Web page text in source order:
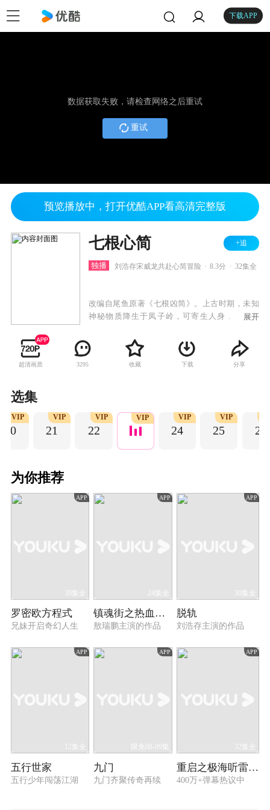
下载APP
数据获取失败，请检查网络之后重试
重试
预览播放中，打开优酷APP看高清完整版
七根心简 +追
独播 刘浩存宋威龙共赴心简冒险 8.3分 32集全
改编自尾鱼原著《七根凶简》。上古时期，未知
神秘物质降生于凤子岭，可寄生人身，改变人
凶案接踵而来，木代、罗韧、一万三、炎红砂、
曹严华五个平凡而热血的年轻人先后因着各自的
际遇意外卷入心简事件，五人组成凤凰小队，共
华。
展开
超清画质 3295 收藏 下载 分享
选集
20
VIP
21
VIP
22
VIP VIP
24
VIP
25
VIP
26
为你推荐
APP
30集全
罗密欧方程式
兄妹开启奇幻人生
APP
24集全
镇魂街之热血再燃
敖瑞鹏主演的作品
APP
30集全
脱轨
刘浩存主演的作品
APP
12集全
五行世家
五行少年闯荡江湖
APP
限免08-09集
九门
九门齐聚传奇再续
APP
32集全
重启之极海听雷 第一季
400万+弹幕热议中